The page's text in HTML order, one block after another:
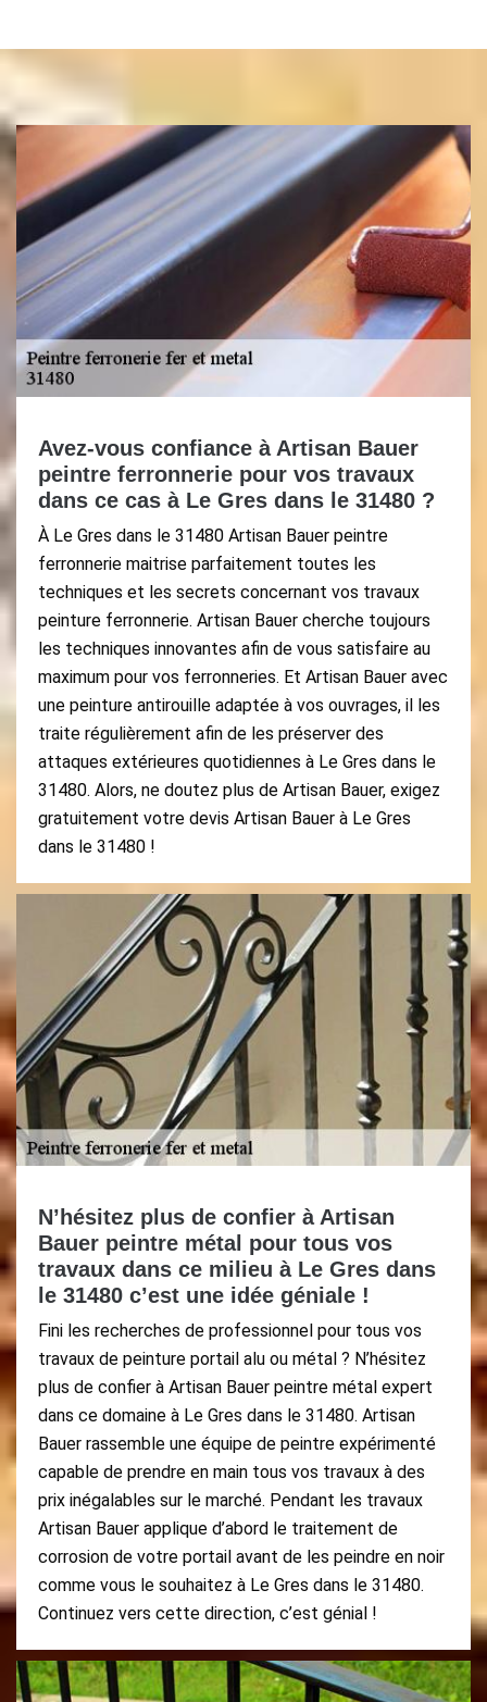
Avez-vous confiance à Artisan Bauer
peintre ferronnerie pour vos travaux
dans ce cas à Le Gres dans le 31480 ?
À Le Gres dans le 31480 Artisan Bauer peintre
ferronnerie maitrise parfaitement toutes les
techniques et les secrets concernant vos travaux
peinture ferronnerie. Artisan Bauer cherche toujours
les techniques innovantes afin de vous satisfaire au
maximum pour vos ferronneries. Et Artisan Bauer avec
une peinture antirouille adaptée à vos ouvrages, il les
traite régulièrement afin de les préserver des
attaques extérieures quotidiennes à Le Gres dans le
31480. Alors, ne doutez plus de Artisan Bauer, exigez
gratuitement votre devis Artisan Bauer à Le Gres
dans le 31480 !
N’hésitez plus de confier à Artisan
Bauer peintre métal pour tous vos
travaux dans ce milieu à Le Gres dans
le 31480 c’est une idée géniale !
Fini les recherches de professionnel pour tous vos
travaux de peinture portail alu ou métal ? N’hésitez
plus de confier à Artisan Bauer peintre métal expert
dans ce domaine à Le Gres dans le 31480. Artisan
Bauer rassemble une équipe de peintre expérimenté
capable de prendre en main tous vos travaux à des
prix inégalables sur le marché. Pendant les travaux
Artisan Bauer applique d’abord le traitement de
corrosion de votre portail avant de les peindre en noir
comme vous le souhaitez à Le Gres dans le 31480.
Continuez vers cette direction, c’est génial !